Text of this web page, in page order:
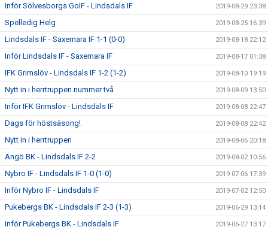
Inför Sölvesborgs GoIF - Lindsdals IF 2019-08-29 23:38
Spelledig Helg 2019-08-25 16:39
Lindsdals IF - Saxemara IF 1-1 (0-0) 2019-08-18 22:12
Inför Lindsdals IF - Saxemara IF 2019-08-17 01:38
IFK Grimslöv - Lindsdals IF 1-2 (1-2) 2019-08-10 19:19
Nytt in i herrtruppen nummer två 2019-08-09 13:50
Inför IFK Grimslöv - Lindsdals IF 2019-08-08 22:47
Dags för höstsäsong! 2019-08-08 22:42
Nytt in i herrtruppen 2019-08-06 20:18
Ängö BK - Lindsdals IF 2-2 2019-08-02 10:56
Nybro IF - Lindsdals IF 1-0 (1-0) 2019-07-06 17:39
Inför Nybro IF - Lindsdals IF 2019-07-02 12:50
Pukebergs BK - Lindsdals IF 2-3 (1-3) 2019-06-29 13:14
Inför Pukebergs BK - Lindsdals IF 2019-06-27 13:17